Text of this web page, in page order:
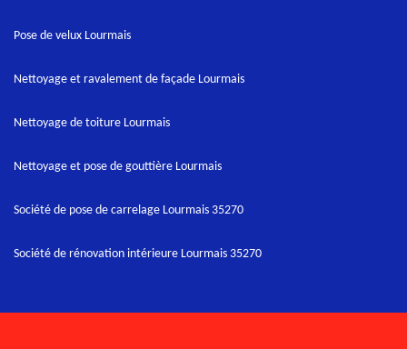
Pose de velux Lourmais
Nettoyage et ravalement de façade Lourmais
Nettoyage de toiture Lourmais
Nettoyage et pose de gouttière Lourmais
Société de pose de carrelage Lourmais 35270
Société de rénovation intérieure Lourmais 35270